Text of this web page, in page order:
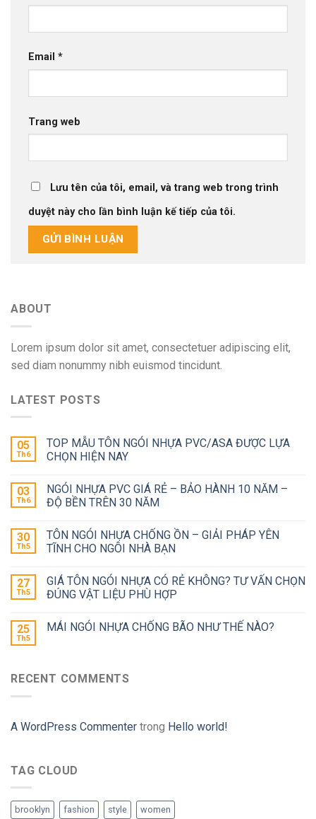
Email *
Trang web
Lưu tên của tôi, email, và trang web trong trình
duyệt này cho lần bình luận kế tiếp của tôi.
ABOUT
Lorem ipsum dolor sit amet, consectetuer adipiscing elit,
sed diam nonummy nibh euismod tincidunt.
LATEST POSTS
05
Th6
TOP MẪU TÔN NGÓI NHỰA PVC/ASA ĐƯỢC LỰA
CHỌN HIỆN NAY
03
Th6
NGÓI NHỰA PVC GIÁ RẺ – BẢO HÀNH 10 NĂM –
ĐỘ BỀN TRÊN 30 NĂM
30
Th5
TÔN NGÓI NHỰA CHỐNG ỒN – GIẢI PHÁP YÊN
TĨNH CHO NGÔI NHÀ BẠN
27
Th5
GIÁ TÔN NGÓI NHỰA CÓ RẺ KHÔNG? TƯ VẤN CHỌN
ĐÚNG VẬT LIỆU PHÙ HỢP
25
Th5
MÁI NGÓI NHỰA CHỐNG BÃO NHƯ THẾ NÀO?
RECENT COMMENTS
A WordPress Commenter trong Hello world!
TAG CLOUD
brooklyn fashion style women